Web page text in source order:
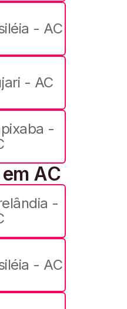
- AC
- AC
-
AC
-
- AC